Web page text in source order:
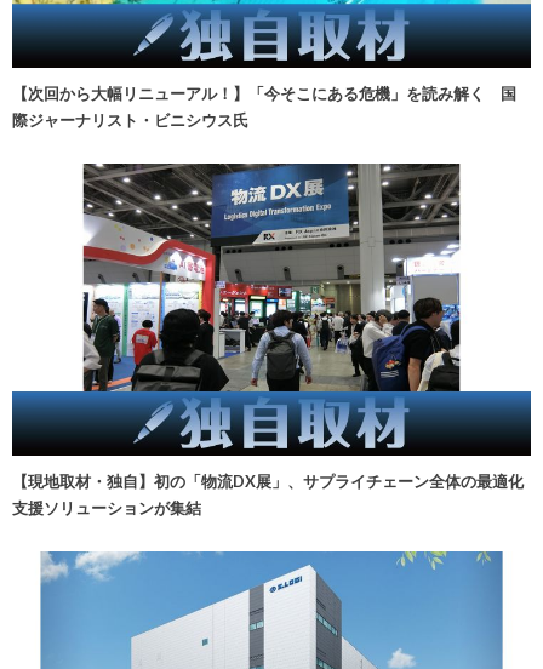
【次回から大幅リニューアル！】「今そこにある危機」を読み解く 国
際ジャーナリスト・ビニシウス氏
【現地取材・独自】初の「物流DX展」、サプライチェーン全体の最適化
支援ソリューションが集結